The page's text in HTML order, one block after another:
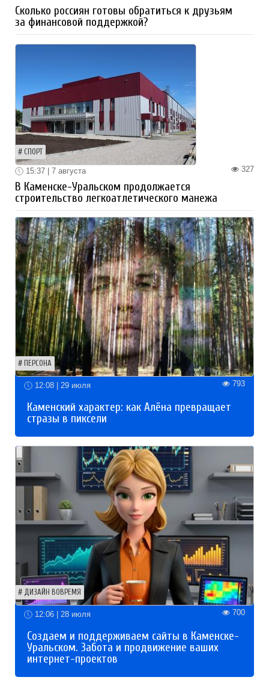
Сколько россиян готовы обратиться к друзьям
за финансовой поддержкой?
СПОРТ
327
15:37 | 7 августа
В Каменске-Уральском продолжается
строительство легкоатлетического манежа
ПЕРСОНА
12:08 | 29 июля 793
Каменский характер: как Алёна превращает
стразы в пиксели
ДИЗАЙН ВОВРЕМЯ
12:06 | 28 июля 700
Создаем и поддерживаем сайты в Каменске-
Уральском. Забота и продвижение ваших
интернет-проектов